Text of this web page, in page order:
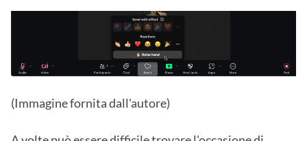
(Immagine fornita dall'autore)